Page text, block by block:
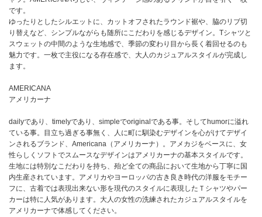
です。
ゆったりとしたシルエットに、カットオフされたラウンド裾や、脇のリブ切
り替えなど、シンプルながらも随所にこだわりを感じるデザイン。Tシャツと
スウェットの中間のような生地感で、季節の変わり目から長く着回せるのも
魅力です。一枚で主役になる存在感で、大人のカジュアルスタイルが完成し
ます。
AMERICANA
アメリカーナ
dailyであり、timelyであり、simpleでoriginalである事。そしてhumorに溢れ
ている事。目立ち過ぎる事無く、人に町に馴染むデザインを心がけてデザイ
ンされるブランド、Americana（アメリカーナ）。アメカジをベースに、女
性らしくソフトでスムースなデザインはアメリカーナの基本スタイルです。
生地には特別なこだわりを持ち、殆ど全ての商品において生地から丁寧に国
内生産されています。アメリカやヨーロッパの古き良き時代の洋服をモチー
フに、古着では表現出来ない形を現代のスタイルに表現したＴシャツやパー
カーは特に人気があります。大人の女性の洗練されたカジュアルスタイルを
アメリカーナで体感してください。